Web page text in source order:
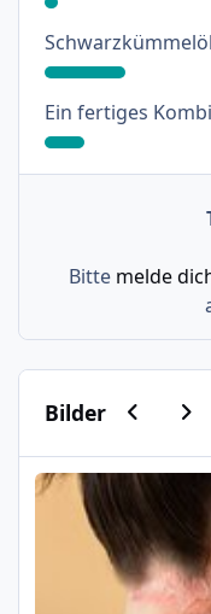
Schwarzkümmelöl
Ein fertiges
Bitte melde
BilderVorherige
Psoriasis am